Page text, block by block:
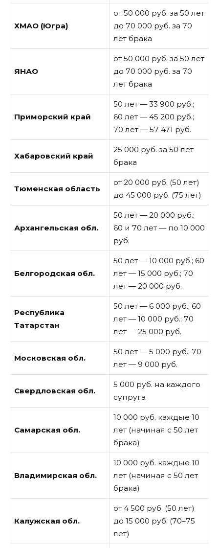
ХМАО (Югра)
от 50 000 руб. за 50 лет
до 70 000 руб. за 70
лет брака
ЯНАО
от 50 000 руб. за 50 лет
до 70 000 руб. за 70
лет брака
Приморский край
50 лет — 33 900 руб.;
60 лет — 45 200 руб.;
70 лет — 57 471 руб.
Хабаровский край
25 000 руб. за 50 лет
брака
Тюменская область
от 20 000 руб. (50 лет)
до 45 000 руб. (75 лет)
Архангельская обл.
50 лет — 20 000 руб.;
60 и 70 лет — по 10 000
руб.
Белгородская обл.
50 лет — 10 000 руб.; 60
лет — 15 000 руб.; 70
лет — 20 000 руб.
Республика
Татарстан
50 лет — 6 000 руб.; 60
лет — 10 000 руб.; 70
лет — 25 000 руб.
Московская обл.
50 лет — 5 000 руб.; 70
лет — 9 000 руб.
Свердловская обл.
5 000 руб. на каждого
супруга
Самарская обл.
10 000 руб. каждые 10
лет (начиная с 50 лет
брака)
Владимирская обл.
10 000 руб. каждые 10
лет (начиная с 50 лет
брака)
Калужская обл.
от 4 500 руб. (50 лет)
до 15 000 руб. (70–75
лет)